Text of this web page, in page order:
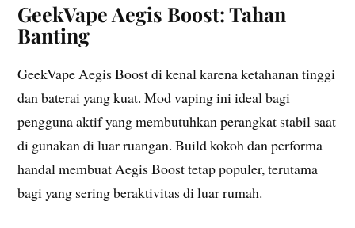
GeekVape Aegis Boost: Tahan
Banting
GeekVape Aegis Boost di kenal karena ketahanan tinggi
dan baterai yang kuat. Mod vaping ini ideal bagi
pengguna aktif yang membutuhkan perangkat stabil saat
di gunakan di luar ruangan. Build kokoh dan performa
handal membuat Aegis Boost tetap populer, terutama
bagi yang sering beraktivitas di luar rumah.